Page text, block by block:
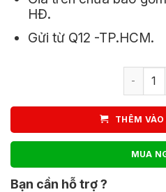
HĐ.
Gửi từ Q12 -TP.HCM.
Ghế
THÊM
MUA
Bạn cần hỗ trợ ?